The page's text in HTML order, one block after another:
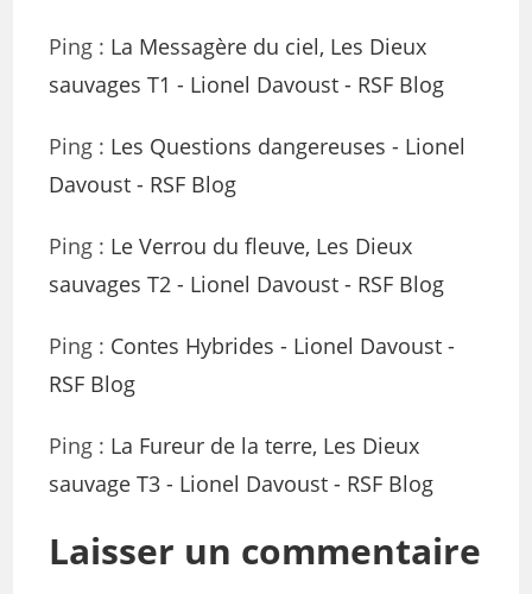
Ping : La Messagère du ciel, Les Dieux
sauvages T1 - Lionel Davoust - RSF Blog
Ping : Les Questions dangereuses - Lionel
Davoust - RSF Blog
Ping : Le Verrou du fleuve, Les Dieux
sauvages T2 - Lionel Davoust - RSF Blog
Ping : Contes Hybrides - Lionel Davoust -
RSF Blog
Ping : La Fureur de la terre, Les Dieux
sauvage T3 - Lionel Davoust - RSF Blog
Laisser un commentaire